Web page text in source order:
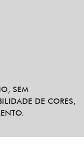
SEM
DE CORES,